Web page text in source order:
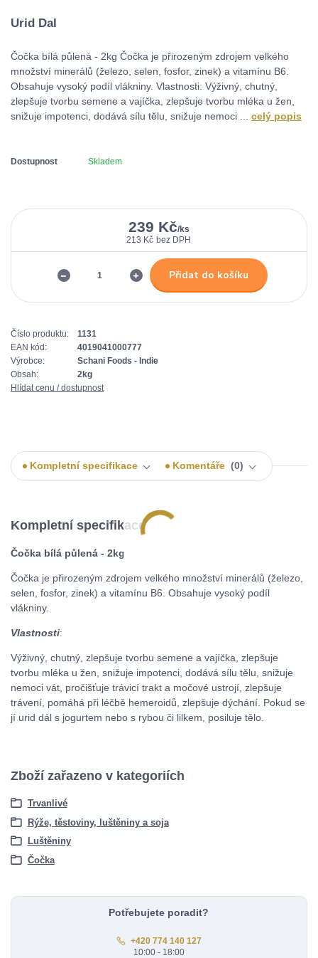
Urid Dal
Čočka bílá půlená - 2kg Čočka je přirozeným zdrojem velkého
množství minerálů (železo, selen, fosfor, zinek) a vitamínu B6.
Obsahuje vysoký podíl vlákniny. Vlastnosti: Výživný, chutný,
zlepšuje tvorbu semene a vajíčka, zlepšuje tvorbu mléka u žen,
snižuje impotenci, dodává sílu tělu, snižuje nemoci ... celý popis
Dostupnost Skladem
239 Kč/ks
213 Kč bez DPH
Přidat do košíku
Číslo produktu:
1131
EAN kód:
4019041000777
Výrobce:
Schani Foods - Indie
Obsah:
2kg
Hlídat cenu / dostupnost
Kompletní specifikace Komentáře 0
Kompletní specifikace
Čočka bílá půlená - 2kg
Čočka je přirozeným zdrojem velkého množství minerálů (železo,
selen, fosfor, zinek) a vitamínu B6. Obsahuje vysoký podíl
vlákniny.
Vlastnosti:
Výživný, chutný, zlepšuje tvorbu semene a vajíčka, zlepšuje
tvorbu mléka u žen, snižuje impotenci, dodává sílu tělu, snižuje
nemoci vát, pročišťuje trávicí trakt a močové ustrojí, zlepšuje
trávení, pomáhá při léčbě hemeroidů, zlepšuje dýchání. Pokud se
jí urid dál s jogurtem nebo s rybou či lilkem, posiluje tělo.
Zboží zařazeno v kategoriích
Trvanlivé
Rýže, těstoviny, luštěniny a soja
Luštěniny
Čočka
Potřebujete poradit?
+420 774 140 127
10:00 - 18:00